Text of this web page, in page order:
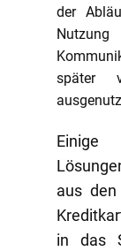
der
später
Einige
aus
in das